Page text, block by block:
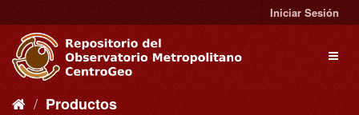
al
contenido
Iniciar Sesión
Productos